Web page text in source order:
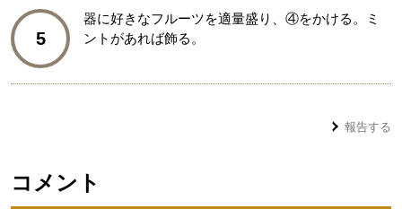
5
器に好きなフルーツを適量盛り、④をかける。ミ
ントがあれば飾る。
報告する
コメント